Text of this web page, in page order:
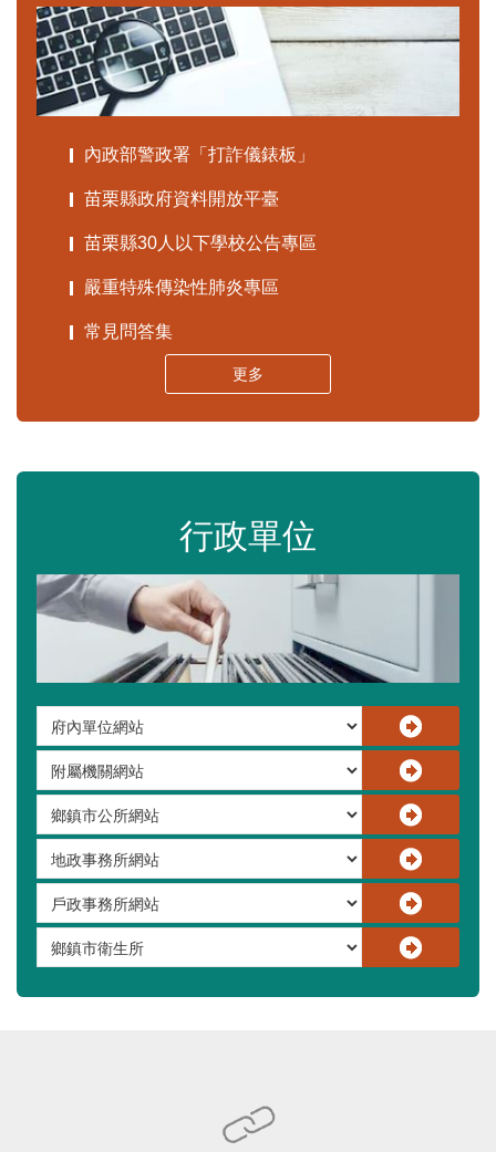
內政部警政署「打詐儀錶板」
苗栗縣政府資料開放平臺
苗栗縣30人以下學校公告專區
嚴重特殊傳染性肺炎專區
常見問答集
更多
行政單位